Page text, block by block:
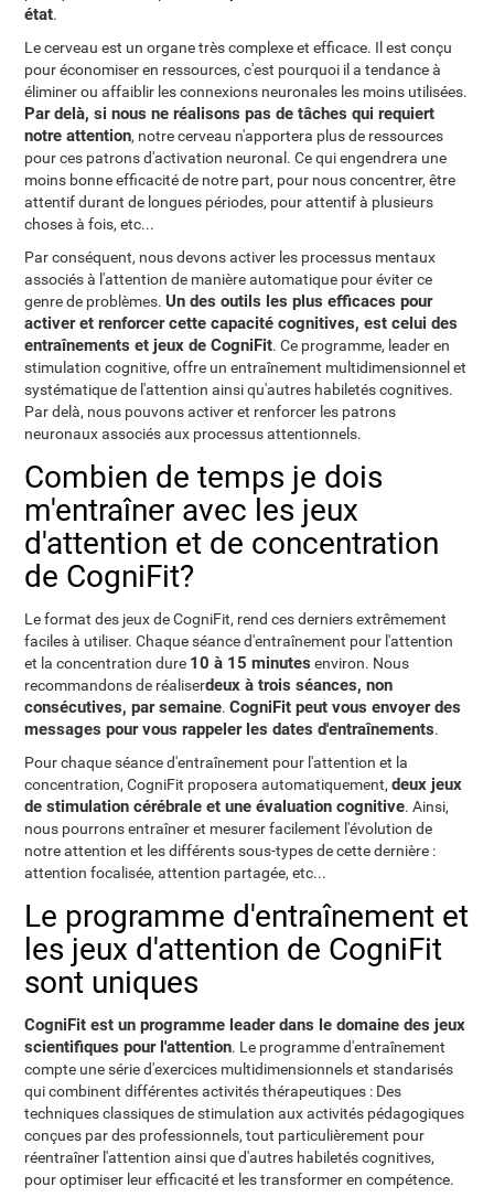
état.
Le cerveau est un organe très complexe et efficace. Il est conçu
pour économiser en ressources, c'est pourquoi il a tendance à
éliminer ou affaiblir les connexions neuronales les moins utilisées.
Par delà, si nous ne réalisons pas de tâches qui requiert
notre attention, notre cerveau n'apportera plus de ressources
pour ces patrons d'activation neuronal. Ce qui engendrera une
moins bonne efficacité de notre part, pour nous concentrer, être
attentif durant de longues périodes, pour attentif à plusieurs
choses à fois, etc...
Par conséquent, nous devons activer les processus mentaux
associés à l'attention de manière automatique pour éviter ce
genre de problèmes.Un des outils les plus efficaces pour
activer et renforcer cette capacité cognitives, est celui des
entraînements et jeux de CogniFit. Ce programme, leader en
stimulation cognitive, offre un entraînement multidimensionnel et
systématique de l'attention ainsi qu'autres habiletés cognitives.
Par delà, nous pouvons activer et renforcer les patrons
neuronaux associés aux processus attentionnels.
Combien de temps je dois
m'entraîner avec les jeux
d'attention et de concentration
de CogniFit?
Le format des jeux de CogniFit, rend ces derniers extrêmement
faciles à utiliser. Chaque séance d'entraînement pour l'attention
et la concentration dure 10 à 15 minutes environ. Nous
recommandons de réaliserdeux à trois séances, non
consécutives, par semaine.CogniFit peut vous envoyer des
messages pour vous rappeler les dates d'entraînements.
Pour chaque séance d'entraînement pour l'attention et la
concentration, CogniFit proposera automatiquement,deux jeux
de stimulation cérébrale et une évaluation cognitive. Ainsi,
nous pourrons entraîner et mesurer facilement l'évolution de
notre attention et les différents sous-types de cette dernière :
attention focalisée, attention partagée, etc...
Le programme d'entraînement et
les jeux d'attention de CogniFit
sont uniques
CogniFit est un programme leader dans le domaine des jeux
scientifiques pour l'attention. Le programme d'entraînement
compte une série d'exercices multidimensionnels et standarisés
qui combinent différentes activités thérapeutiques : Des
techniques classiques de stimulation aux activités pédagogiques
conçues par des professionnels, tout particulièrement pour
réentraîner l'attention ainsi que d'autres habiletés cognitives,
pour optimiser leur efficacité et les transformer en compétence.